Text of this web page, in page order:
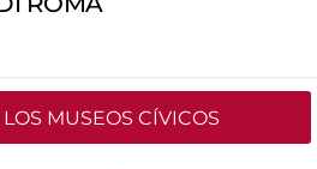
MUSEOS CÍVICOS